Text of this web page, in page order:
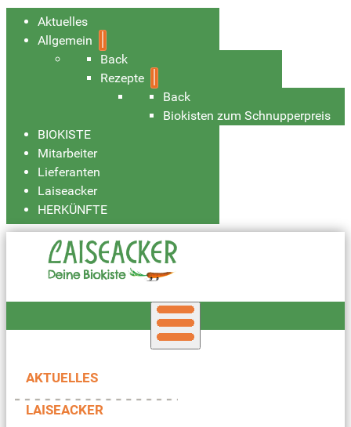
Aktuelles
Allgemein
Back
Rezepte
Back
Biokisten zum Schnupperpreis
BIOKISTE
Mitarbeiter
Lieferanten
Laiseacker
HERKÜNFTE
AKTUELLES
LAISEACKER